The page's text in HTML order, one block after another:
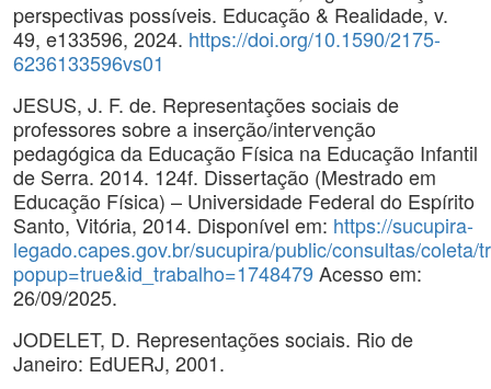
perspectivas possíveis. Educação & Realidade, v.
49, e133596, 2024. https://doi.org/10.1590/2175-
6236133596vs01
JESUS, J. F. de. Representações sociais de
professores sobre a inserção/intervenção
pedagógica da Educação Física na Educação Infantil
de Serra. 2014. 124f. Dissertação (Mestrado em
Educação Física) – Universidade Federal do Espírito
Santo, Vitória, 2014. Disponível em: https://sucupira-
legado.capes.gov.br/sucupira/public/consultas/
popup=true&id_trabalho=1748479 Acesso em:
26/09/2025.
JODELET, D. Representações sociais. Rio de
Janeiro: EdUERJ, 2001.